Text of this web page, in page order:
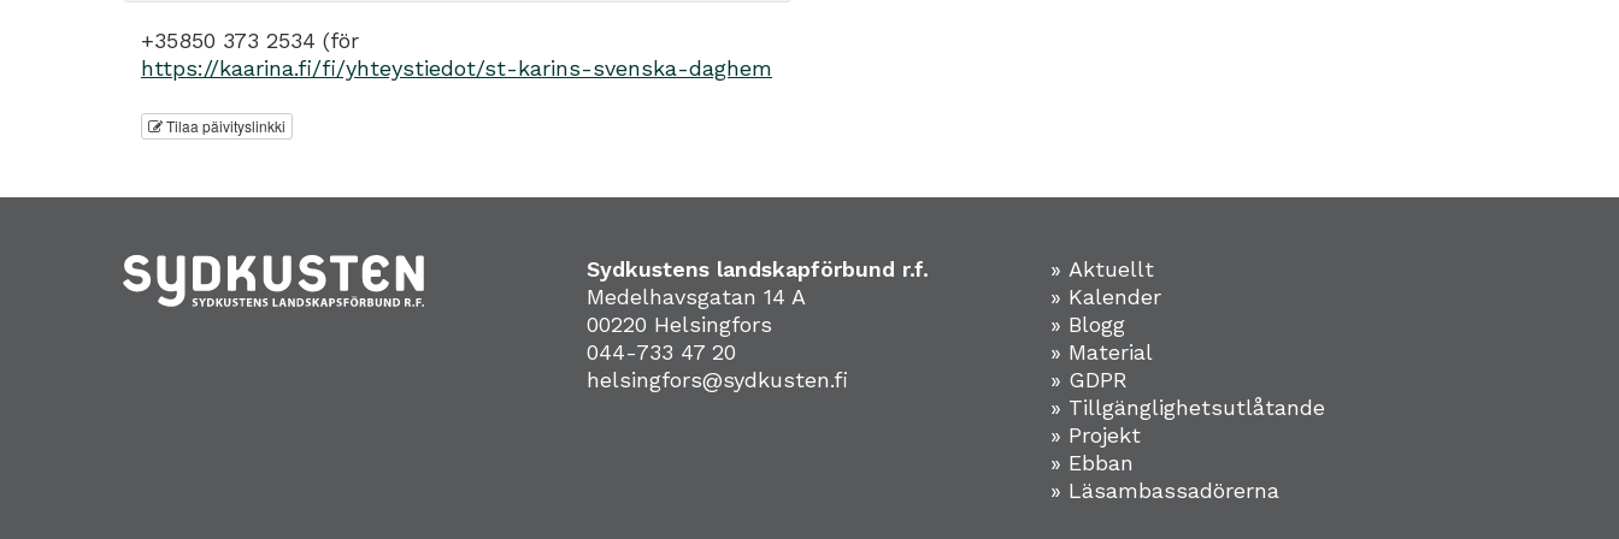
+35850 373 2534 (för
https://kaarina.fi/fi/yhteystiedot/st-karins-svenska-daghem
Tilaa päivityslinkki
Sydkustens landskapförbund r.f.
Medelhavsgatan 14 A
00220 Helsingfors
044-733 47 20
helsingfors@sydkusten.fi
» Aktuellt
» Kalender
» Blogg
» Material
» GDPR
» Tillgänglighetsutlåtande
» Projekt
» Ebban
» Läsambassadörerna